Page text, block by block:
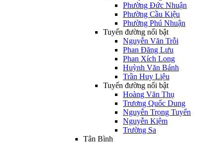
Phường Đức Nhuận
Phường Cầu Kiệu
Phường Phú Nhuận
Tuyến đường nổi bật
Nguyễn Văn Trỗi
Phan Đăng Lưu
Phan Xích Long
Huỳnh Văn Bánh
Trần Huy Liệu
Tuyến đường nổi bật
Hoàng Văn Thụ
Trương Quốc Dung
Nguyễn Trọng Tuyển
Nguyễn Kiệm
Trường Sa
Tân Bình